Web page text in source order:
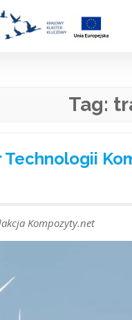
Tag:
Technologii
Kompozyty.net